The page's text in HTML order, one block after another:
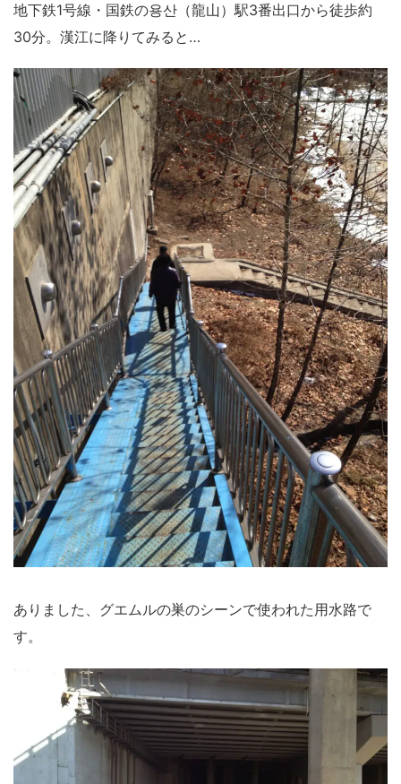
地下鉄1号線・国鉄の용산 （龍山）駅3番出口から徒歩約
30分。漢江に降りてみると…
ありました、グエムルの巣のシーンで使われた用水路で
す。